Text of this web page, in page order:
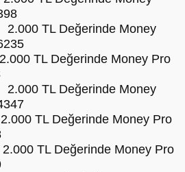
TL Değerinde Money
TL Değerinde Money Pro
TL Değerinde Money
TL Değerinde Money Pro
TL Değerinde Money Pro